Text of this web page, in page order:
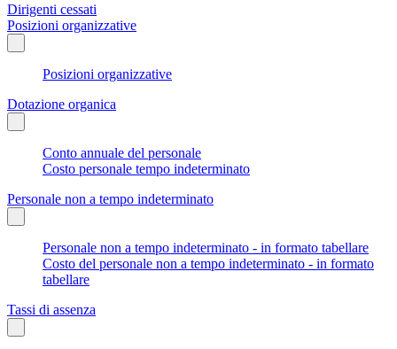
Dirigenti cessati
Posizioni organizzative
Posizioni organizzative
Dotazione organica
Conto annuale del personale
Costo personale tempo indeterminato
Personale non a tempo indeterminato
Personale non a tempo indeterminato - in formato tabellare
Costo del personale non a tempo indeterminato - in formato
tabellare
Tassi di assenza